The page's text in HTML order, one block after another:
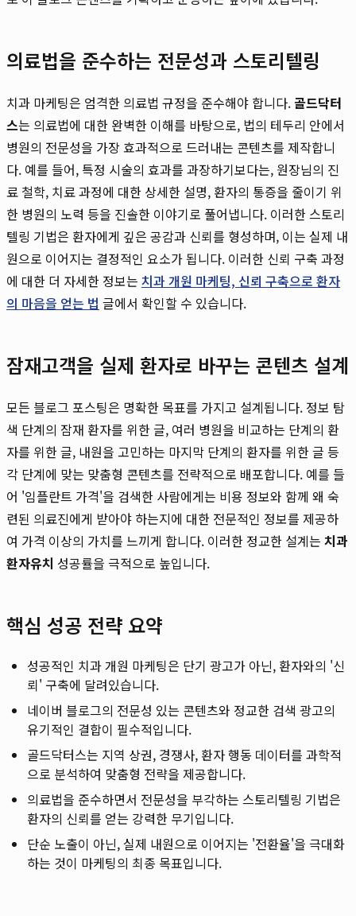
의료법을 준수하는 전문성과 스토리텔링
치과 마케팅은 엄격한 의료법 규정을 준수해야 합니다. 골드닥터
스는 의료법에 대한 완벽한 이해를 바탕으로, 법의 테두리 안에서
병원의 전문성을 가장 효과적으로 드러내는 콘텐츠를 제작합니
다. 예를 들어, 특정 시술의 효과를 과장하기보다는, 원장님의 진
료 철학, 치료 과정에 대한 상세한 설명, 환자의 통증을 줄이기 위
한 병원의 노력 등을 진솔한 이야기로 풀어냅니다. 이러한 스토리
텔링 기법은 환자에게 깊은 공감과 신뢰를 형성하며, 이는 실제 내
원으로 이어지는 결정적인 요소가 됩니다. 이러한 신뢰 구축 과정
에 대한 더 자세한 정보는 치과 개원 마케팅, 신뢰 구축으로 환자
의 마음을 얻는 법 글에서 확인할 수 있습니다.
잠재고객을 실제 환자로 바꾸는 콘텐츠 설계
모든 블로그 포스팅은 명확한 목표를 가지고 설계됩니다. 정보 탐
색 단계의 잠재 환자를 위한 글, 여러 병원을 비교하는 단계의 환
자를 위한 글, 내원을 고민하는 마지막 단계의 환자를 위한 글 등
각 단계에 맞는 맞춤형 콘텐츠를 전략적으로 배포합니다. 예를 들
어 '임플란트 가격'을 검색한 사람에게는 비용 정보와 함께 왜 숙
련된 의료진에게 받아야 하는지에 대한 전문적인 정보를 제공하
여 가격 이상의 가치를 느끼게 합니다. 이러한 정교한 설계는 치과
환자유치 성공률을 극적으로 높입니다.
핵심 성공 전략 요약
성공적인 치과 개원 마케팅은 단기 광고가 아닌, 환자와의 '신
뢰' 구축에 달려있습니다.
네이버 블로그의 전문성 있는 콘텐츠와 정교한 검색 광고의
유기적인 결합이 필수적입니다.
골드닥터스는 지역 상권, 경쟁사, 환자 행동 데이터를 과학적
으로 분석하여 맞춤형 전략을 제공합니다.
의료법을 준수하면서 전문성을 부각하는 스토리텔링 기법은
환자의 신뢰를 얻는 강력한 무기입니다.
단순 노출이 아닌, 실제 내원으로 이어지는 '전환율'을 극대화
하는 것이 마케팅의 최종 목표입니다.